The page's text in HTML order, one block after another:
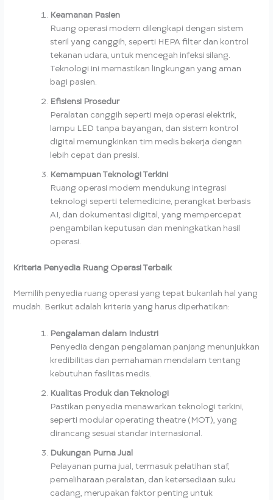
Keamanan Pasien
Ruang operasi modern dilengkapi dengan sistem
steril yang canggih, seperti HEPA filter dan kontrol
tekanan udara, untuk mencegah infeksi silang.
Teknologi ini memastikan lingkungan yang aman
bagi pasien.
Efisiensi Prosedur
Peralatan canggih seperti meja operasi elektrik,
lampu LED tanpa bayangan, dan sistem kontrol
digital memungkinkan tim medis bekerja dengan
lebih cepat dan presisi.
Kemampuan Teknologi Terkini
Ruang operasi modern mendukung integrasi
teknologi seperti telemedicine, perangkat berbasis
AI, dan dokumentasi digital, yang mempercepat
pengambilan keputusan dan meningkatkan hasil
operasi.
Kriteria Penyedia Ruang Operasi Terbaik
Memilih penyedia ruang operasi yang tepat bukanlah hal yang
mudah. Berikut adalah kriteria yang harus diperhatikan:
Pengalaman dalam Industri
Penyedia dengan pengalaman panjang menunjukkan
kredibilitas dan pemahaman mendalam tentang
kebutuhan fasilitas medis.
Kualitas Produk dan Teknologi
Pastikan penyedia menawarkan teknologi terkini,
seperti modular operating theatre (MOT), yang
dirancang sesuai standar internasional.
Dukungan Purna Jual
Pelayanan purna jual, termasuk pelatihan staf,
pemeliharaan peralatan, dan ketersediaan suku
cadang, merupakan faktor penting untuk